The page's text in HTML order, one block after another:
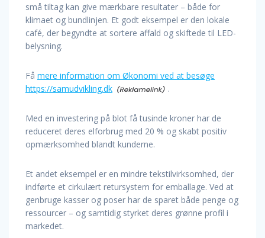
små tiltag kan give mærkbare resultater – både for
klimaet og bundlinjen. Et godt eksempel er den lokale
café, der begyndte at sortere affald og skiftede til LED-
belysning.
Få mere information om Økonomi ved at besøge
https://samudvikling.dk
.
Med en investering på blot få tusinde kroner har de
reduceret deres elforbrug med 20 % og skabt positiv
opmærksomhed blandt kunderne.
Et andet eksempel er en mindre tekstilvirksomhed, der
indførte et cirkulært retursystem for emballage. Ved at
genbruge kasser og poser har de sparet både penge og
ressourcer – og samtidig styrket deres grønne profil i
markedet.